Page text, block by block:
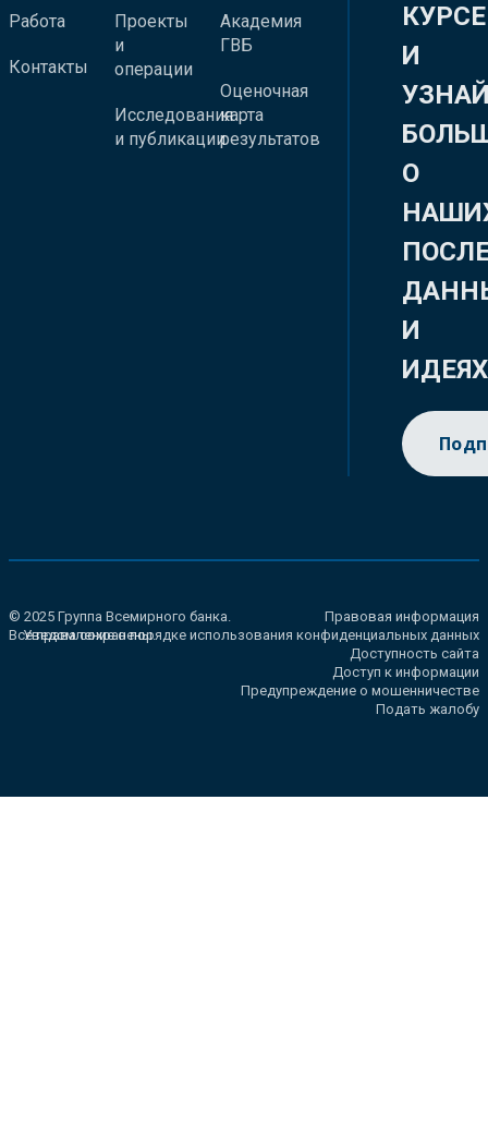
Работа
Контакты
Проекты
и
операции
Исследования
и публикации
Академия
ГВБ
Оценочная
карта
результатов
КУРСЕ
И
О
И
ИДЕЯХ
© 2025 Группа Всемирного банка.
Все права сохранены.
Правовая информация
Уведомление о порядке использования конфиденциальных данных
Доступность сайта
Доступ к информации
Предупреждение о мошенничестве
Подать жалобу